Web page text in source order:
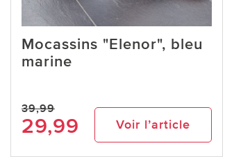
Mocassins "Elenor", bleu
marine
39,99
29,99 Voir l’article